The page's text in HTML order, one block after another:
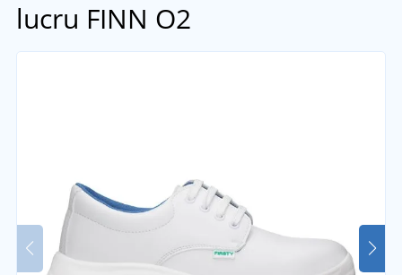
lucru FINN O2